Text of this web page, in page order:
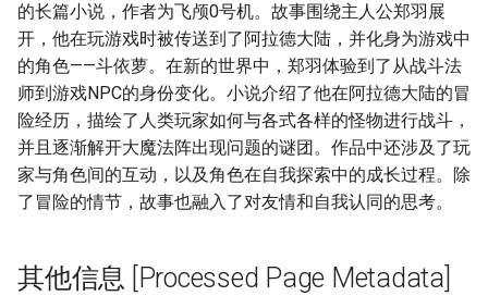
的长篇小说，作者为飞颅0号机。故事围绕主人公郑羽展
开，他在玩游戏时被传送到了阿拉德大陆，并化身为游戏中
的角色——斗依萝。在新的世界中，郑羽体验到了从战斗法
师到游戏NPC的身份变化。小说介绍了他在阿拉德大陆的冒
险经历，描绘了人类玩家如何与各式各样的怪物进行战斗，
并且逐渐解开大魔法阵出现问题的谜团。作品中还涉及了玩
家与角色间的互动，以及角色在自我探索中的成长过程。除
了冒险的情节，故事也融入了对友情和自我认同的思考。
其他信息 [Processed Page Metadata]